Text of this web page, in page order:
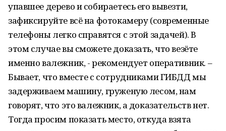
упавшее дерево и собираетесь его вывезти,
зафиксируйте всё на фотокамеру (современные
телефоны легко справятся с этой задачей). В
этом случае вы сможете доказать, что везёте
именно валежник, - рекомендует оперативник. –
Бывает, что вместе с сотрудниками ГИБДД мы
задерживаем машину, груженую лесом, нам
говорят, что это валежник, а доказательств нет.
Тогда просим показать место, откуда взята